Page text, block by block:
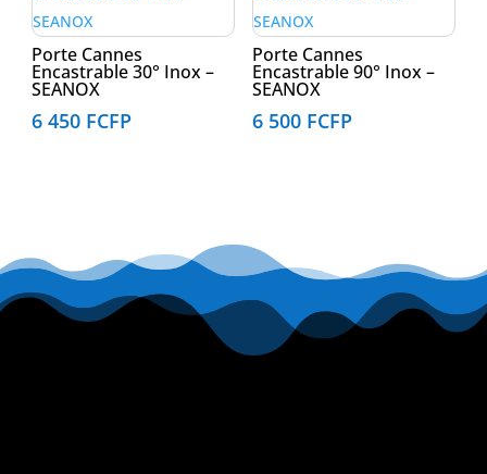
Porte Cannes
Encastrable 30° Inox –
SEANOX
6 450 FCFP
Porte Cannes
Encastrable 90° Inox –
SEANOX
6 500 FCFP